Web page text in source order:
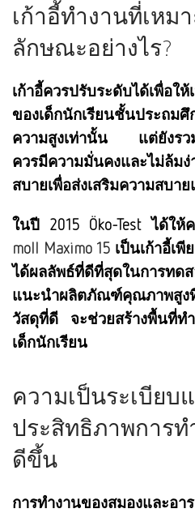
เก้าอี้ทำงานที่เหม
ลักษณะอย่างไร?
เก้าอี้ควรปรับระดับได้เพื่อใ
ของเด็กนักเรียนชั้นประถ
ความสูงเท่านั้น แต่ยังรว
ควรมีความมั่นคงและไม่ล้ม
สบายเพื่อส่งเสริมความสบาย
ในปี 2015 Öko-Test ได้ใ
moll Maximo 15 เป็นเก้าอี้เ
ได้ผลลัพธ์ที่ดีที่สุดในการทด
แนะนำผลิตภัณฑ์คุณภาพสูง
วัสดุที่ดี จะช่วยสร้างพื้นที่ท
เด็กนักเรียน
ความเป็นระเบียบ
ประสิทธิภาพการ
ดีขึ้น
การทำงานของสมองและอ